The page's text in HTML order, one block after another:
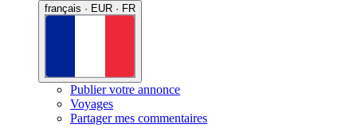
français · EUR · FR
Publier votre annonce
Voyages
Partager mes commentaires